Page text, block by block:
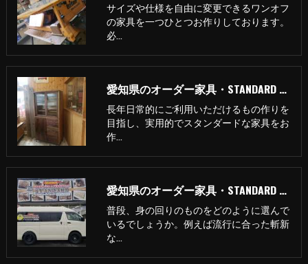
サイズや仕様を自由に変更できるワンオフ
の家具を一つひとつお作りしております。
必…
愛知県のオーダー家具・STANDARD 普通の家具製作所の口コミ情報
長年日常的にご利用いただけるもの作りを
目指し、実用的でスタンダードな家具をお
作…
愛知県のオーダー家具・STANDARD 普通の家具製作所の評判
普段、身の回りのものをどのように選んで
いるでしょうか。例えば流行に合った斬新
な…